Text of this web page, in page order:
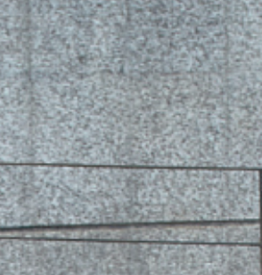
Finanse/Biznes
Motoryzacja
Prawo
Transport/Logistyka
Rolnictwo
Dom i Ogród
Budownictwo/Nieruchomości
Biznes, Firma, e-biznes
Edukacja/Nauka